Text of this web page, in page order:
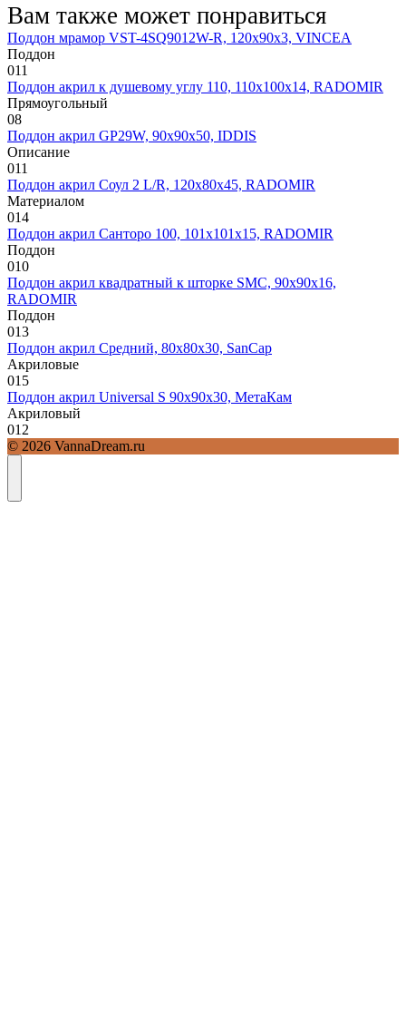
Вам также может понравиться
Поддон мрамор VST-4SQ9012W-R, 120х90х3, VINCEA
Поддон
011
Поддон акрил к душевому углу 110, 110х100х14, RADOMIR
Прямоугольный
08
Поддон акрил GP29W, 90х90х50, IDDIS
Описание
011
Поддон акрил Соул 2 L/R, 120х80х45, RADOMIR
Материалом
014
Поддон акрил Санторо 100, 101х101х15, RADOMIR
Поддон
010
Поддон акрил квадратный к шторке SMC, 90х90х16,
RADOMIR
Поддон
013
Поддон акрил Средний, 80х80х30, SanCap
Акриловые
015
Поддон акрил Universal S 90х90х30, МетаКам
Акриловый
012
© 2026 VannaDream.ru